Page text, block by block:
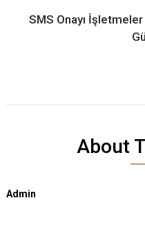
SMS Onayı
About
Admin